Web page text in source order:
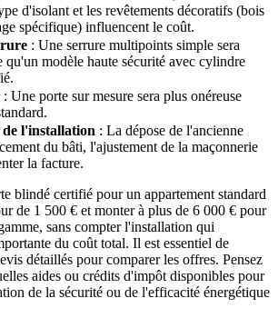
d'isolant et les revêtements décoratifs (bois
spécifique) influencent le coût.
: Une serrure multipoints simple sera
qu'un modèle haute sécurité avec cylindre
: Une porte sur mesure sera plus onéreuse
l'installation : La dépose de l'ancienne
du bâti, l'ajustement de la maçonnerie
la facture.
blindé certifié pour un appartement standard
de 1 500 € et monter à plus de 6 000 € pour
sans compter l'installation qui
du coût total. Il est essentiel de
détaillés pour comparer les offres. Pensez
aides ou crédits d'impôt disponibles pour
de la sécurité ou de l'efficacité énergétique